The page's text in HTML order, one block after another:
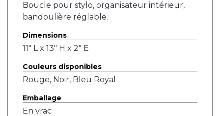
Boucle pour stylo, organisateur intérieur,
bandoulière réglable.
Dimensions
11" L x 13" H x 2" E
Couleurs disponibles
Rouge, Noir, Bleu Royal
Emballage
En vrac